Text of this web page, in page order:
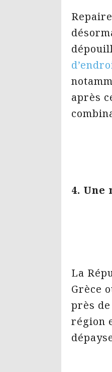
après
4. Une
La
Grèce
près de
région